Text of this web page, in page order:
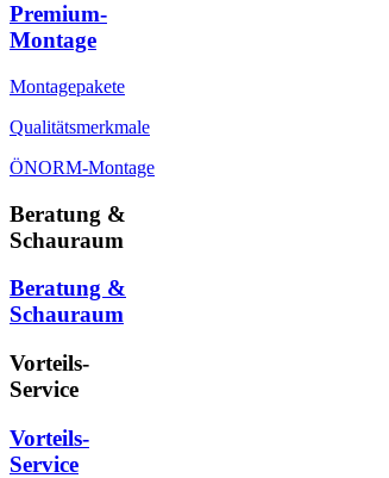
Premium-
Montage
Montagepakete
Qualitätsmerkmale
ÖNORM-Montage
Beratung &
Schauraum
Beratung &
Schauraum
Vorteils-
Service
Vorteils-
Service